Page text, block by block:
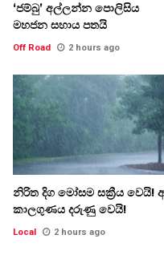
‘ජම්බු’ අල්ලන්න පොලිසිය
මහජන සහාය පතයි
Off Road 2 hours ago
නිරිත දිග මෝසම සක්‍රීය වෙයි!
කාලගුණය දරුණු වෙයි!
Local 2 hours ago